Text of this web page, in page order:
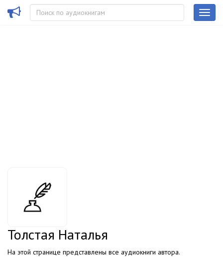
Толстая Наталья
На этой странице представлены все аудиокниги автора.